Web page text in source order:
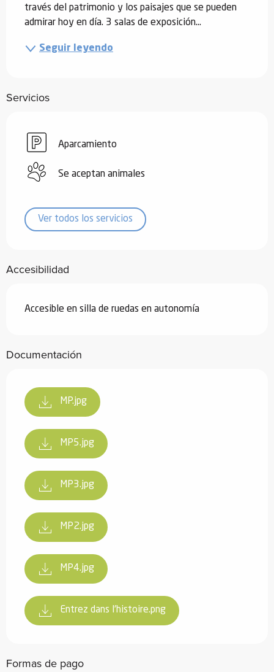
través del patrimonio y los paisajes que se pueden
admirar hoy en día. 3 salas de exposición...
Seguir leyendo
Servicios
Aparcamiento
Se aceptan animales
Ver todos los servicios
Accesibilidad
Accesible en silla de ruedas en autonomía
Documentación
MP.jpg
MP5.jpg
MP3.jpg
MP2.jpg
MP4.jpg
Entrez dans l'histoire.png
Formas de pago